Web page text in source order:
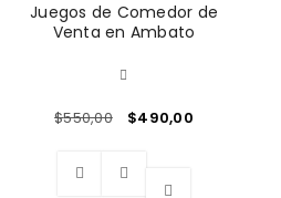
Juegos de Comedor de
Venta en Ambato
$550,00 $490,00